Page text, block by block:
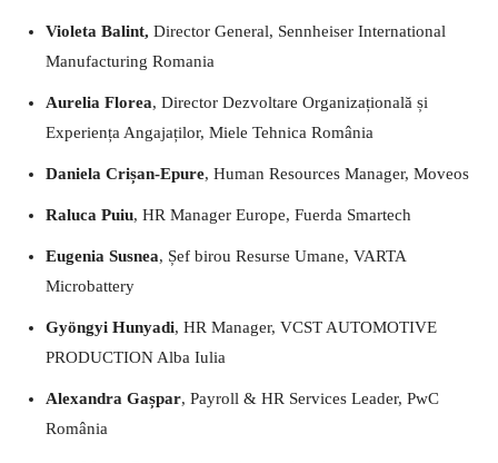
Violeta Balint, Director General, Sennheiser International
Manufacturing Romania
Aurelia Florea, Director Dezvoltare Organizațională și
Experiența Angajaților, Miele Tehnica România
Daniela Crișan-Epure, Human Resources Manager, Moveos
Raluca Puiu, HR Manager Europe, Fuerda Smartech
Eugenia Susnea, Șef birou Resurse Umane, VARTA
Microbattery
Gyöngyi Hunyadi, HR Manager, VCST AUTOMOTIVE
PRODUCTION Alba Iulia
Alexandra Gașpar, Payroll & HR Services Leader, PwC
România